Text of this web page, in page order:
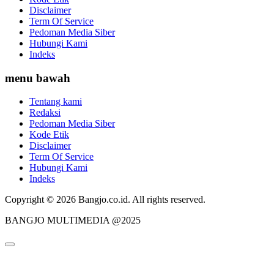
Disclaimer
Term Of Service
Pedoman Media Siber
Hubungi Kami
Indeks
menu bawah
Tentang kami
Redaksi
Pedoman Media Siber
Kode Etik
Disclaimer
Term Of Service
Hubungi Kami
Indeks
Copyright © 2026 Bangjo.co.id. All rights reserved.
BANGJO MULTIMEDIA @2025